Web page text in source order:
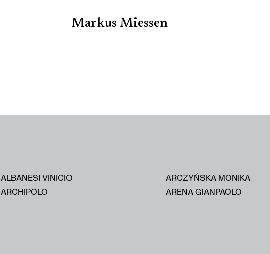
Markus Miessen
ALBANESI VINICIO
ARCHIPOLO
ARCZYŃSKA MONIKA
ARENA GIANPAOLO